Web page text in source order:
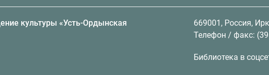
культуры «Усть-Ордынская
669001, Россия,
Телефон / факс:
Библиотека в